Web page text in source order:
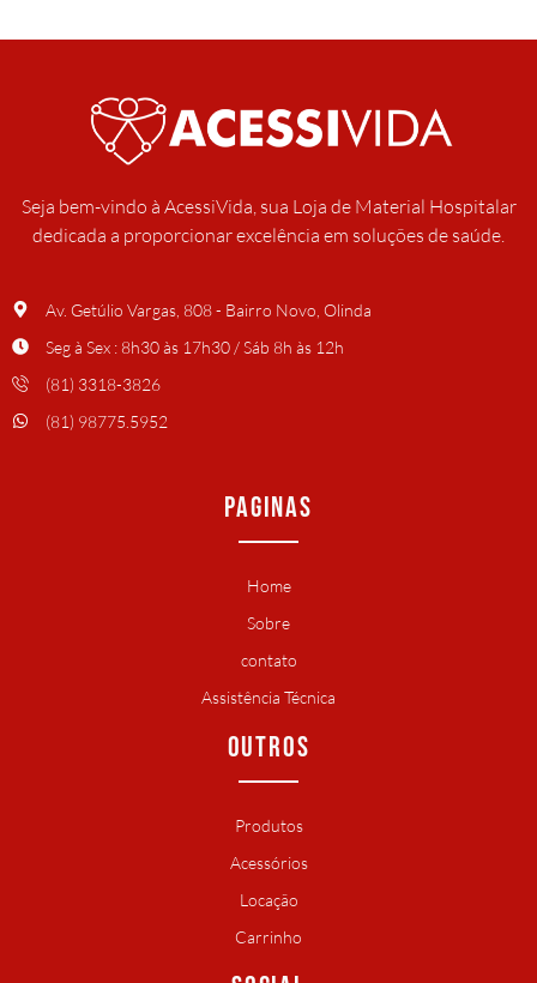
Seja bem-vindo à AcessiVida, sua Loja de Material Hospitalar
dedicada a proporcionar excelência em soluções de saúde.
Av. Getúlio Vargas, 808 - Bairro Novo, Olinda
Seg à Sex : 8h30 às 17h30 / Sáb 8h às 12h
(81) 3318-3826
(81) 98775.5952
PAGINAS
Home
Sobre
contato
Assistência Técnica
OUTROS
Produtos
Acessórios
Locação
Carrinho